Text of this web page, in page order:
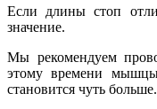
Если длины стоп
значение.
Мы рекомендуем
этому времени
становится чуть больше.